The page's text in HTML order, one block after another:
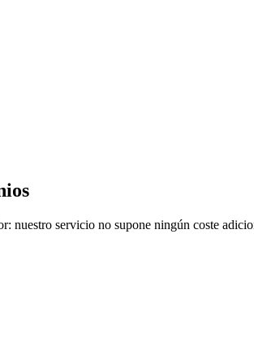
nuestro servicio no supone ningún coste